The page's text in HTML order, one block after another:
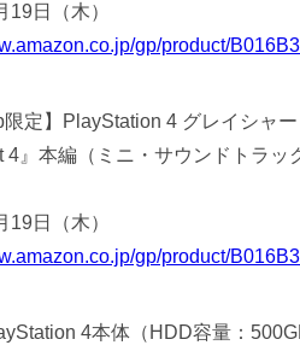
日（木）
gp/product/
定】PlayStation 4 グレイシャ
』本編（ミニ・サウンドトラッ
日（木）
gp/product/
4本体（HDD容量：